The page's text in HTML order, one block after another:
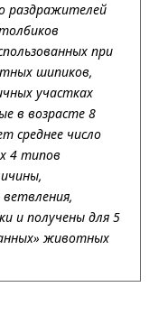
раздражителей
при
шипиков,
участках
в возрасте 8
среднее число
4 типов
и получены для 5
животных